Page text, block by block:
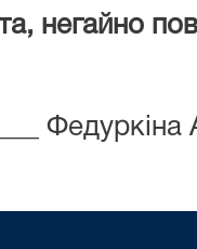
негайно